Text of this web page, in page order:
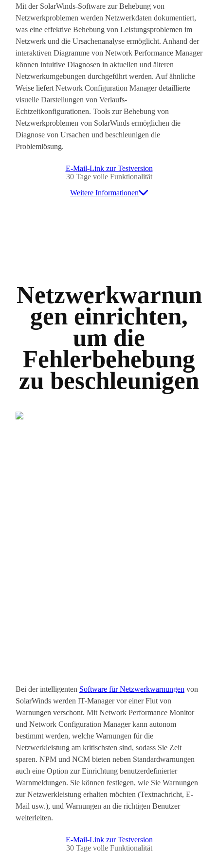
Mit der SolarWinds-Software zur Behebung von
Netzwerkproblemen werden Netzwerkdaten dokumentiert,
was eine effektive Behebung von Leistungsproblemen im
Netzwerk und die Ursachenanalyse ermöglicht. Anhand der
interaktiven Diagramme von Network Performance Manager
können intuitive Diagnosen in aktuellen und älteren
Netzwerkumgebungen durchgeführt werden. Auf ähnliche
Weise liefert Network Configuration Manager detaillierte
visuelle Darstellungen von Verlaufs-
Echtzeitkonfigurationen. Tools zur Behebung von
Netzwerkproblemen von SolarWinds ermöglichen die
Diagnose von Ursachen und beschleunigen die
Problemlösung.
E-Mail-Link zur Testversion
30 Tage volle Funktionalität
Weitere Informationen
Netzwerkwarnun
gen einrichten,
um die
Fehlerbehebung
zu beschleunigen
Bei der intelligenten Software für Netzwerkwarnungen von
SolarWinds werden IT-Manager vor einer Flut von
Warnungen verschont. Mit Network Performance Monitor
und Network Configuration Manager kann autonom
bestimmt werden, welche Warnungen für die
Netzwerkleistung am kritischsten sind, sodass Sie Zeit
sparen. NPM und NCM bieten neben Standardwarnungen
auch eine Option zur Einrichtung benutzerdefinierter
Warnmeldungen. Sie können festlegen, wie Sie Warnungen
zur Netzwerkleistung erhalten möchten (Textnachricht, E-
Mail usw.), und Warnungen an die richtigen Benutzer
weiterleiten.
E-Mail-Link zur Testversion
30 Tage volle Funktionalität